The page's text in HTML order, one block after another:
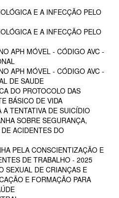
E A INFECÇÃO PELO
E A INFECÇÃO PELO
APH MÓVEL - CÓDIGO AVC -
APH MÓVEL - CÓDIGO AVC -
DE SAUDE
DO PROTOCOLO DAS
BÁSICO DE VIDA
TENTATIVA DE SUICÍDIO
SOBRE SEGURANÇA,
ACIDENTES DO
PELA CONSCIENTIZAÇÃO E
DE TRABALHO - 2025
SEXUAL DE CRIANÇAS E
E FORMAÇÃO PARA